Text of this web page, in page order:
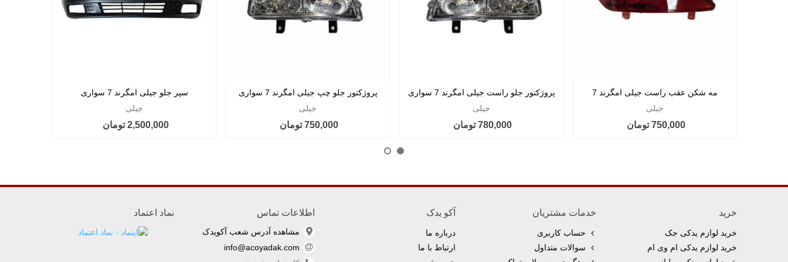
مه شکن عقب راست جیلی امگرند 7
جیلی
750,000 تومان
پروژکتور جلو راست جیلی امگرند 7 سواری
جیلی
780,000 تومان
پروژکتور جلو چپ جیلی امگرند 7 سواری
جیلی
750,000 تومان
سپر جلو جیلی امگرند 7 سواری
جیلی
2,500,000 تومان
خرید
خرید لوازم یدکی جک
خرید لوازم یدکی ام وی ام
خدمات مشتریان
حساب کاربری
سوالات متداول
آکو یدک
درباره ما
ارتباط با ما
اطلاعات تماس
مشاهده آدرس شعب آکویدک
info@acoyadak.com
نماد اعتماد